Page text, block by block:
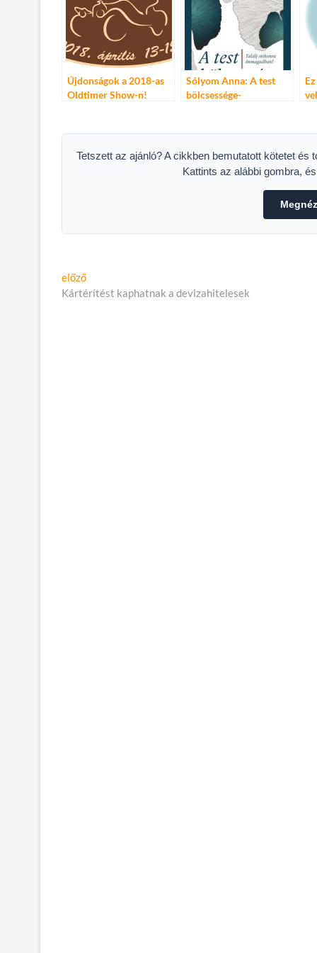
Újdonságok a 2018-as
Oldtimer Show-n!
Sólyom Anna: A test
bölcsessége-
Tetszett az ajánló? A cikkben bemutatott kötetet és
Kattints az alábbi gombra,
Bejegyzés
navigáció
előzőElőző
cikk:
Kártérítést kaphatnak a devizahitelesek